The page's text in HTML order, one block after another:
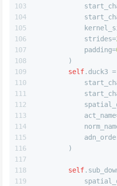
103
104
105
106
107
108
109
110
111
112
113
114
115
116
117
118
119
            strides=
            padding=
        )
self.duck3
        )
self